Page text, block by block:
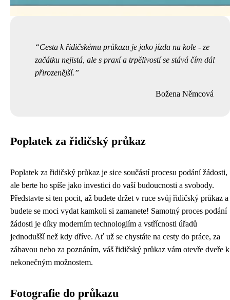
Cesta k řidičskému průkazu je jako jízda na kole - ze
začátku nejistá, ale s praxí a trpělivostí se stává čím dál
přirozenější.
Božena Němcová
Poplatek za řidičský průkaz
Poplatek za řidičský průkaz je sice součástí procesu podání žádosti,
ale berte ho spíše jako investici do vaší budoucnosti a svobody.
Představte si ten pocit, až budete držet v ruce svůj řidičský průkaz a
budete se moci vydat kamkoli si zamanete! Samotný proces podání
žádosti je díky moderním technologiím a vstřícnosti úřadů
jednodušší než kdy dříve. Ať už se chystáte na cesty do práce, za
zábavou nebo za poznáním, váš řidičský průkaz vám otevře dveře k
nekonečným možnostem.
Fotografie do průkazu